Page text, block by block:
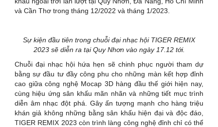
và Cần Thơ trong tháng 12/2022 và tháng 1/2023.
Sự kiện đầu tiên trong chuỗi đại nhạc hội TIGER REMIX
2023 sẽ diễn ra tại Quy Nhơn vào ngày 17.12 tới.
Chuỗi đại nhạc hội hứa hẹn sẽ chinh phục người tham dự
bằng sự đầu tư đầy công phu cho những màn kết hợp đỉnh
cao giữa công nghệ Mocap 3D hàng đầu thế giới hiện nay,
cùng hiệu ứng sân khấu mãn nhãn và những tiết mục trình
diễn âm nhạc đột phá. Gây ấn tượng mạnh cho hàng triệu
khán giả không những bằng sân khấu hiện đại và độc đáo,
TIGER REMIX 2023 còn trình làng công nghệ đỉnh chỉ có thể